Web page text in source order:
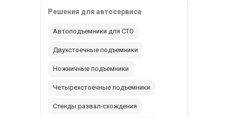
Решения для автосервиса
Автоподъемники для СТО
Двухстоечные подъемники
Ножничные подъемники
Четырехстоечные подъемники
Стенды развал-схождения